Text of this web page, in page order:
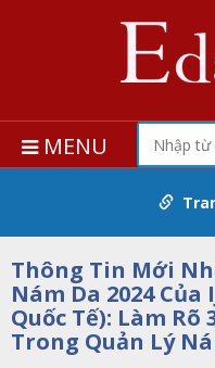
MENU
Thông Tin Mới
Nám Da 2024 Của
Quốc Tế): Làm
Trong Quản Lý